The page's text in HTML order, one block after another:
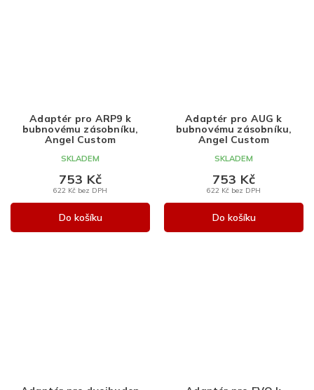
Adaptér pro ARP9 k
bubnovému zásobníku,
Angel Custom
SKLADEM
622 Kč bez DPH
753 Kč
Do košíku
Adaptér pro AUG k
bubnovému zásobníku,
Angel Custom
SKLADEM
622 Kč bez DPH
753 Kč
Do košíku